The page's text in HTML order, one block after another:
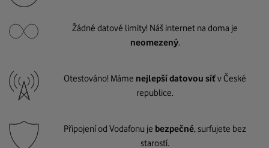
Žádné datové limity! Náš internet na doma je
neomezený.
Otestováno! Máme nejlepší datovou síťv České
republice.
Připojení od Vodafonu je bezpečné, surfujete bez
starostí.